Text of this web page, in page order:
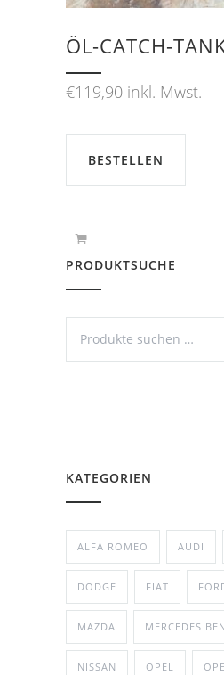
ÖL-CATCH-
€119,90 inkl. Mwst.
BESTELLEN
PRODUKTSUCHE
KATEGORIEN
ALFA ROMEO AUDI
DODGE FIAT
MAZDA MERCEDES
NISSAN OPEL